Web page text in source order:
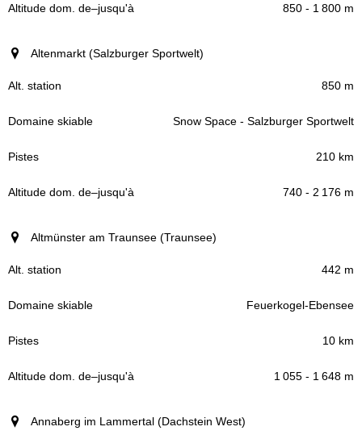
850 - 1 800 m
Altenmarkt (Salzburger Sportwelt)
850 m
Snow Space - Salzburger Sportwelt
210 km
740 - 2 176 m
Altmünster am Traunsee (Traunsee)
442 m
Feuerkogel-Ebensee
10 km
1 055 - 1 648 m
Annaberg im Lammertal (Dachstein West)